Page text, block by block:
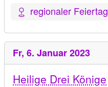
regionaler Feiertag
Fr, 6. Januar 2023
Heilige Drei Könige